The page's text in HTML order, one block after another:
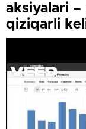
aksiyalari
qiziqarli